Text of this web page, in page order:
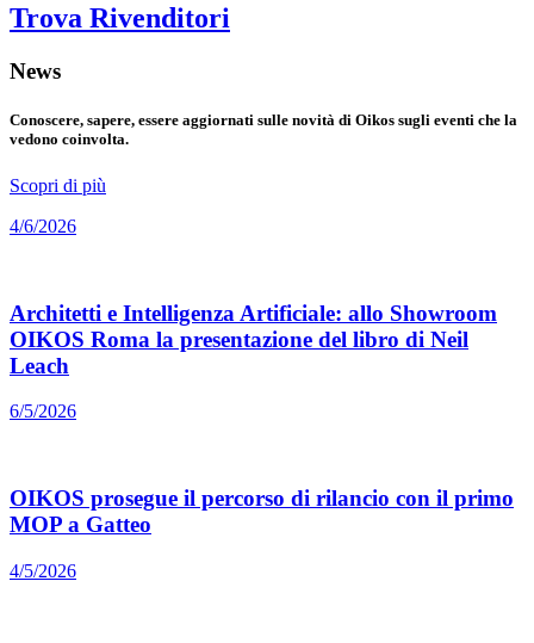
Trova Rivenditori
News
Conoscere, sapere, essere aggiornati sulle novità di Oikos sugli eventi che la
vedono coinvolta.
Scopri di più
4/6/2026
Architetti e Intelligenza Artificiale: allo Showroom
OIKOS Roma la presentazione del libro di Neil
Leach
6/5/2026
OIKOS prosegue il percorso di rilancio con il primo
MOP a Gatteo
4/5/2026